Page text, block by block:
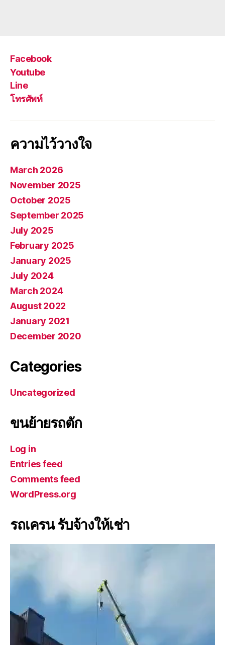
Facebook
Youtube
Line
โทรศัพท์
ความไว้วางใจ
March 2026
November 2025
October 2025
September 2025
July 2025
February 2025
January 2025
July 2024
March 2024
August 2022
January 2021
December 2020
Categories
Uncategorized
ขนย้ายรถตัก
Log in
Entries feed
Comments feed
WordPress.org
รถเครน รับจ้างให้เช่า
l